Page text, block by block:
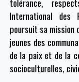
tolérance,
International des
poursuit sa mission
jeunes des
de la paix et de la
socioculturelles,